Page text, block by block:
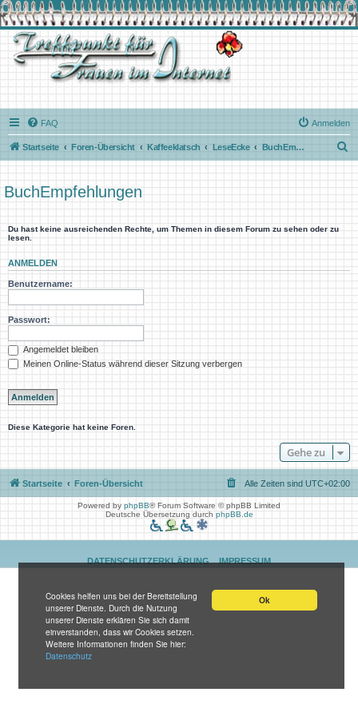
Ok
Cookies helfen uns bei der Bereitstellung
unserer Dienste. Durch die Nutzung
unserer Dienste erklären Sie sich damit
einverstanden, dass wir Cookies setzen.
Weitere Informationen finden Sie hier:
Datenschutz
FAQ Anmelden
Startseite Foren-Übersicht Kaffeeklatsch LeseEcke BuchEmpfehlungen
u
h
e
BuchEmpfehlungen
Du hast keine ausreichenden Rechte, um Themen in diesem Forum zu sehen oder zu
lesen.
ANMELDEN
Benutzername:
Passwort:
Angemeldet bleiben
Meinen Online-Status während dieser Sitzung verbergen
Diese Kategorie hat keine Foren.
Gehe zu
Startseite Foren-Übersicht Alle Zeiten sind UTC+02:00
Powered by phpBB® Forum Software © phpBB Limited
Deutsche Übersetzung durchphpBB.de
DATENSCHUTZERKLÄRUNG IMPRESSUM